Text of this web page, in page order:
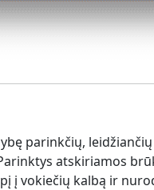
parinkčių,
atskiriamos
į vokiečių kalbą ir